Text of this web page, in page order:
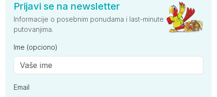
Prijavi se na newsletter
Informacije o posebnim ponudama i last-minute
putovanjima.
Ime (opciono)
Email